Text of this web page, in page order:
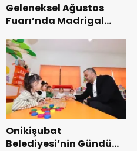
Geleneksel Ağustos
Fuarı’nda Madrigal
Onikişubat
Belediyesi’nin Gündüz